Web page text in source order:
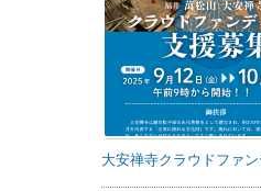
大安禅寺クラウドファ